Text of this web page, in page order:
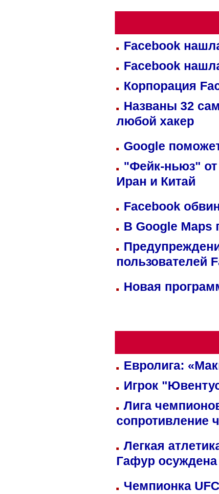
Facebook
Facebook
Корпорация
Названы 32
любой хакер
Google
"Фейк-ньюз" от
Иран и Китай
Facebook
В Google Maps
пользователей
Новая
Евролига:
Игрок
Лига
сопротивление
Легкая
Гафур осуждена
Чемпионка